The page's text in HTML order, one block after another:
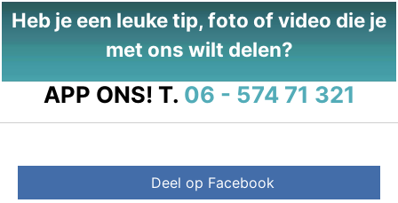
Heb je een leuke tip, foto of video die je
met ons wilt delen?
APP ONS! T. 06 - 574 71 321
Deel op Facebook